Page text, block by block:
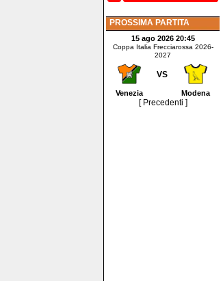
PROSSIMA PARTITA
15 ago 2026 20:45
Coppa Italia Frecciarossa 2026-
2027
VS
Venezia Modena
[ Precedenti ]